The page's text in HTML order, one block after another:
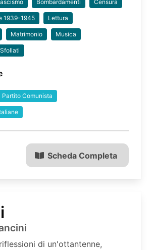
Bombardamenti Censura
1939-1945 Lettura
Matrimonio Musica
Sfollati
Partito Comunista
Scheda Completa
di un'ottantenne,